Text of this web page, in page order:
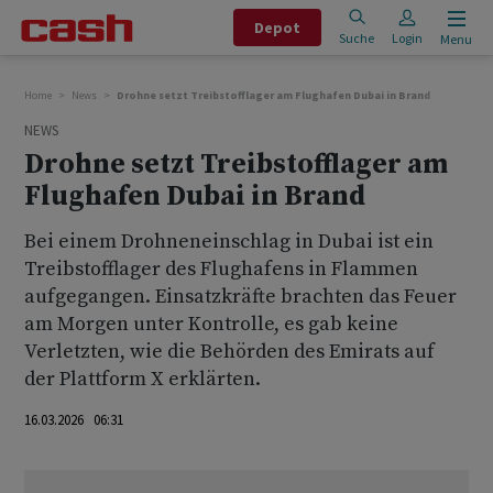
Depot
Suche Login Menu
Home News Drohne setzt Treibstofflager am Flughafen Dubai in Brand
NEWS
Drohne setzt Treibstofflager am
Flughafen Dubai in Brand
Bei einem Drohneneinschlag in Dubai ist ein
Treibstofflager des Flughafens in Flammen
aufgegangen. Einsatzkräfte brachten das Feuer
am Morgen unter Kontrolle, es gab keine
Verletzten, wie die Behörden des Emirats auf
der Plattform X erklärten.
16.03.2026 06:31